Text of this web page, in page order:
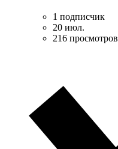
1 подписчик
20 июл.
216 просмотров